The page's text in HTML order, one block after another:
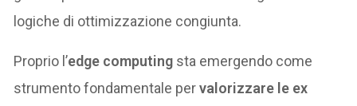
logiche di ottimizzazione congiunta.
Proprio l’edge computing sta emergendo come
strumento fondamentale pervalorizzare le ex